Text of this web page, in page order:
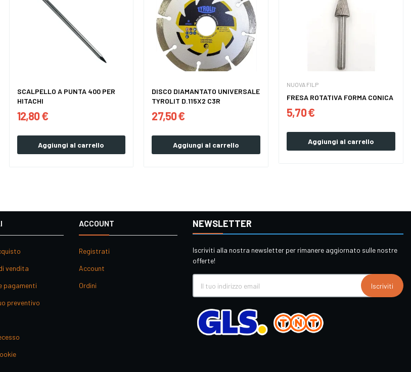
SCALPELLO A PUNTA 400 PER
HITACHI
12,80 €
Aggiungi al carrello
DISCO DIAMANTATO UNIVERSALE
TYROLIT D.115X2 C3R
27,50 €
Aggiungi al carrello
NUOVA FILP
FRESA ROTATIVA FORMA CONICA
5,70 €
Aggiungi al carrello
vendita
pagamenti
preventivo
ACCOUNT
Registrati
Account
Ordini
NEWSLETTER
Iscriviti alla nostra newsletter per rimanere aggiornato sulle nostre
offerte!
Iscriviti